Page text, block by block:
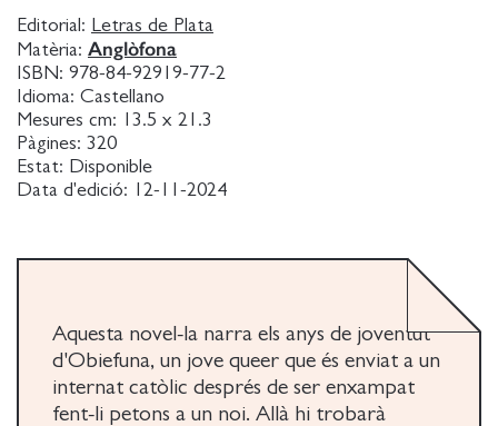
internado cristiano. Rodeado de rostros
desconocidos que pronto se convierten en amigos,
amantes y enemigos, Obiefuna descubre y oculta
quién es en realidad, mientras que su madre,
Uzuomaka, lucha por aferrarse a su hijo favorito, su
amigo más fiel.
Años más tarde, cuando Obiefuna sale del
personas del mismo sexo, por lo que le resulta aún
más difícil visualizar el futuro que quiere, un futuro
que resulta más inalcanzable y peligroso que antes.
Anhelos es una historia de amor y soledad, una
novela elegante, exquisita y conmovedora narrada
desde las perspectivas de Obiefuna y su madre,
Editorial: Letras de Plata
Matèria: Anglòfona
ISBN: 978-84-92919-77-2
Idioma: Castellano
Mesures cm:
13.5 x 21.3
Pàgines: 320
Estat: Disponible
Data d'edició:
12-11-2024
Aquesta novel-la narra els anys de joventut
d'Obiefuna, un jove queer que és enviat a un
internat catòlic després de ser enxampat
fent-li petons a un noi. Allà hi trobarà